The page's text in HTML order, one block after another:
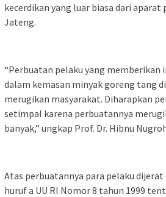
kecerdikan yang luar biasa dari aparat
Jateng.
“Perbuatan pelaku yang memberikan
dalam kemasan minyak goreng tang
merugikan masyarakat. Diharapkan
setimpal karena perbuatannya
banyak,” ungkap Prof. Dr. Hibnu
Atas perbuatannya para pelaku dijerat
huruf a UU RI Nomor 8 tahun 1999